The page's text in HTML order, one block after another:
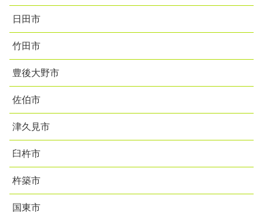
日田市
竹田市
豊後大野市
佐伯市
津久見市
臼杵市
杵築市
国東市